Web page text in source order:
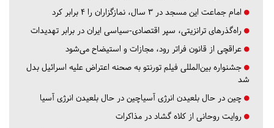
امام جماعت این مسجد در ۳ سال، نمازگزاران را ۴ برابر کرد
راه‌گذرهای ترانزیتی، سپر اقتصادی-سیاسی ایران در برابر تهدیدات
عراقچی از قانون فراتر رود، مجازات و استیضاح می‌شود
جشنواره بین‌المللی فیلم تورنتو به صحنه اعتراض علیه اسرائیل بدل
شد
چین در حال بلعیدن انرژی آسیاچین در حال بلعیدن انرژی آسیا
روایت روحانی از کلاه گشاد در مذاکرات